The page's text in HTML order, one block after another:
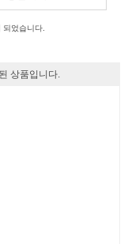
되었습니다.
상품입니다.